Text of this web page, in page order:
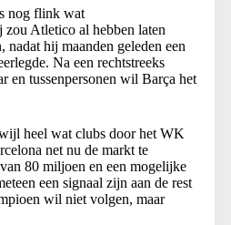
nog flink wat
Atletico al hebben laten
hij maanden geleden een
Na een rechtstreeks
en tussenpersonen wil Barça het
heel wat clubs door het WK
net nu de markt te
80 miljoen en een mogelijke
een signaal zijn aan de rest
wil niet volgen, maar